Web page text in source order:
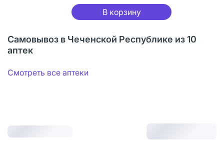
В корзину
Самовывоз в Чеченской Республике из 10
аптек
Смотреть все аптеки